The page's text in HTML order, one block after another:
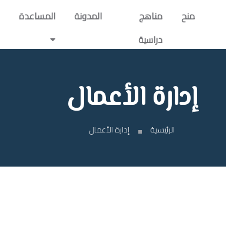
منح
مناهج
دراسية
المدونة المساعدة
إدارة الأعمال
الرئيسية إدارة الأعمال